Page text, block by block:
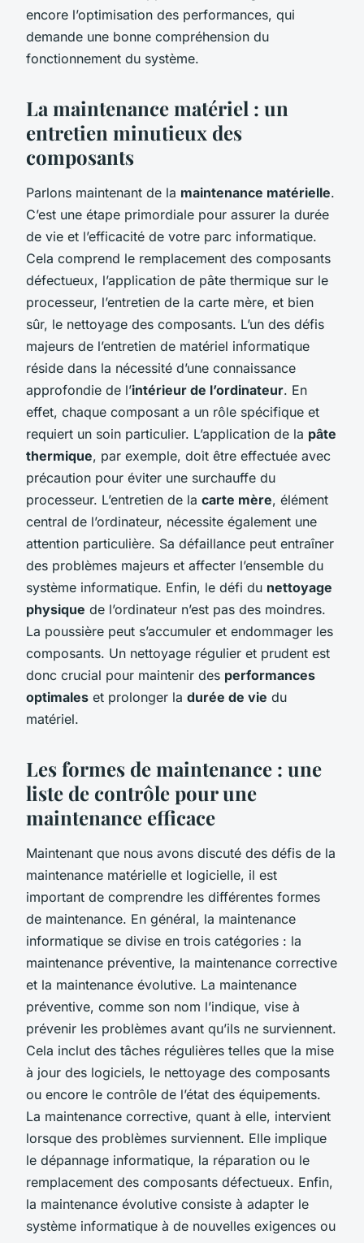
encore l’optimisation des performances, qui
demande une bonne compréhension du
fonctionnement du système.
La maintenance matériel : un
entretien minutieux des
composants
Parlons maintenant de la maintenance matérielle.
C’est une étape primordiale pour assurer la durée
de vie et l’efficacité de votre parc informatique.
Cela comprend le remplacement des composants
défectueux, l’application de pâte thermique sur le
processeur, l’entretien de la carte mère, et bien
sûr, le nettoyage des composants. L’un des défis
majeurs de l’entretien de matériel informatique
réside dans la nécessité d’une connaissance
approfondie de l’intérieur de l’ordinateur. En
effet, chaque composant a un rôle spécifique et
requiert un soin particulier. L’application de la pâte
thermique, par exemple, doit être effectuée avec
précaution pour éviter une surchauffe du
processeur. L’entretien de la carte mère, élément
central de l’ordinateur, nécessite également une
attention particulière. Sa défaillance peut entraîner
des problèmes majeurs et affecter l’ensemble du
système informatique. Enfin, le défi du nettoyage
physique de l’ordinateur n’est pas des moindres.
La poussière peut s’accumuler et endommager les
composants. Un nettoyage régulier et prudent est
donc crucial pour maintenir des performances
optimales et prolonger la durée de vie du
matériel.
Les formes de maintenance : une
liste de contrôle pour une
maintenance efficace
Maintenant que nous avons discuté des défis de la
maintenance matérielle et logicielle, il est
important de comprendre les différentes formes
de maintenance. En général, la maintenance
informatique se divise en trois catégories : la
maintenance préventive, la maintenance corrective
et la maintenance évolutive. La maintenance
préventive, comme son nom l’indique, vise à
prévenir les problèmes avant qu’ils ne surviennent.
Cela inclut des tâches régulières telles que la mise
à jour des logiciels, le nettoyage des composants
ou encore le contrôle de l’état des équipements.
La maintenance corrective, quant à elle, intervient
lorsque des problèmes surviennent. Elle implique
le dépannage informatique, la réparation ou le
remplacement des composants défectueux. Enfin,
la maintenance évolutive consiste à adapter le
système informatique à de nouvelles exigences ou